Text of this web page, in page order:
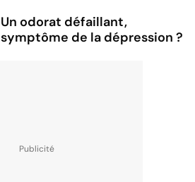
Un odorat défaillant,
symptôme de la dépression ?